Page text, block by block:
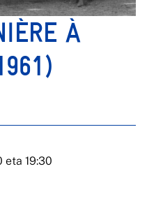
À
eta 19:30